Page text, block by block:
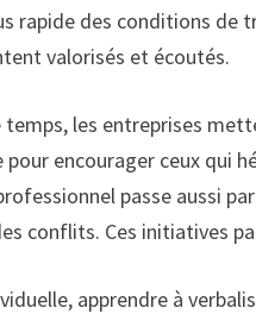
rapide des conditions de
valorisés et écoutés.
temps, les entreprises
pour encourager ceux qui
passe aussi
conflits. Ces initiatives
apprendre à